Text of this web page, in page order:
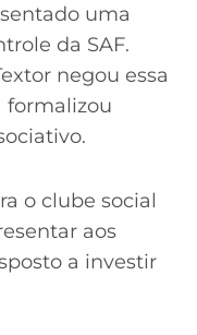
uma
da SAF.
negou essa
formalizou
o clube social
aos
a investir